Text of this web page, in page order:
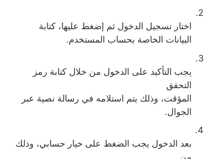
2.
اختار تسجيل الدخول ثم إضغط عليها، كتابة
البيانات الخاصة بحساب المستخدم.
3.
يجب التأكيد على الدخول من خلال كتابة رمز
التحقق
المؤقت، وذلك يتم استلامه في رسالة نصية عبر
الجوال.
4.
بعد الدخول يجب الضغط على خيار حسابي، وذلك